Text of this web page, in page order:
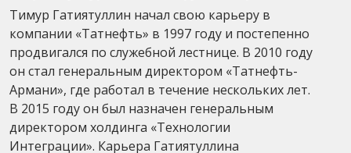
Тимур Гатиятуллин начал свою карьеру в
компании «Татнефть» в 1997 году и постепенно
продвигался по служебной лестнице. В 2010 году
он стал генеральным директором «Татнефть-
Армани», где работал в течение нескольких лет.
В 2015 году он был назначен генеральным
директором холдинга «Технологии
Интеграции». Карьера Гатиятуллина